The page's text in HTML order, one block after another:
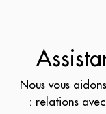
Nous vous
: relations